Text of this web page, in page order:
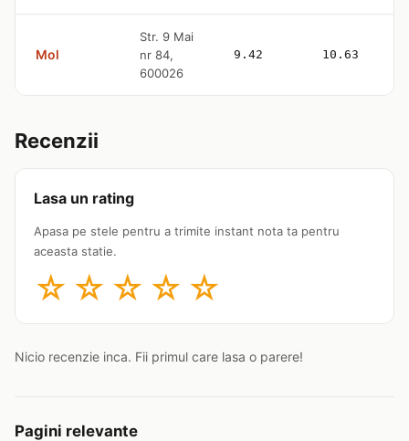
Mol
Str. 9 Mai
nr 84,
600026
9.42 10.63
Recenzii
Lasa un rating
Apasa pe stele pentru a trimite instant nota ta pentru
aceasta statie.
☆ ☆ ☆ ☆ ☆
Nicio recenzie inca. Fii primul care lasa o parere!
Pagini relevante